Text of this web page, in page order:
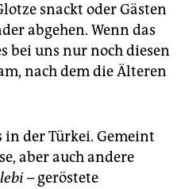
snackt oder Gästen
abgehen. Wenn das
bei uns nur noch diesen
nach dem die Älteren
in der Türkei. Gemeint
aber auch andere
– geröstete